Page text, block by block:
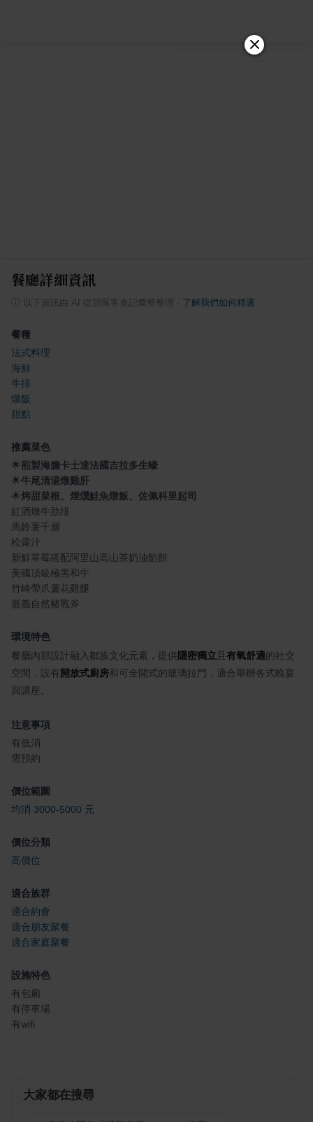
餐廳詳細資訊
以下資訊由 AI 從部落客食記彙整整理 了解我們如何精選
餐種
法式料理
海鮮
牛排
燉飯
甜點
推薦菜色
🌟煎製海膽卡士達法國吉拉多生蠔
🌟牛尾清湯燉雞肝
🌟烤甜菜根、煙燻鮭魚燉飯、佐佩科里起司
紅酒燉牛肋排
馬鈴薯千層
松露汁
新鮮草莓搭配阿里山高山茶奶油餡餅
美國頂級極黑和牛
竹崎帶爪蘆花雞腿
嘉義自然豬戰斧
環境特色
餐廳內部設計融入鄒族文化元素，提供隱密獨立 且 有氧舒適的社交
空間，設有 開放式廚房和可全開式的玻璃拉門，適合舉辦各式晚宴
與講座。
注意事項
有低消
需預約
價位範圍
均消 3000-5000 元
價位分類
高價位
適合族群
適合約會
適合朋友聚餐
適合家庭聚餐
設施特色
有包廂
有停車場
有wifi
大家都在搜尋